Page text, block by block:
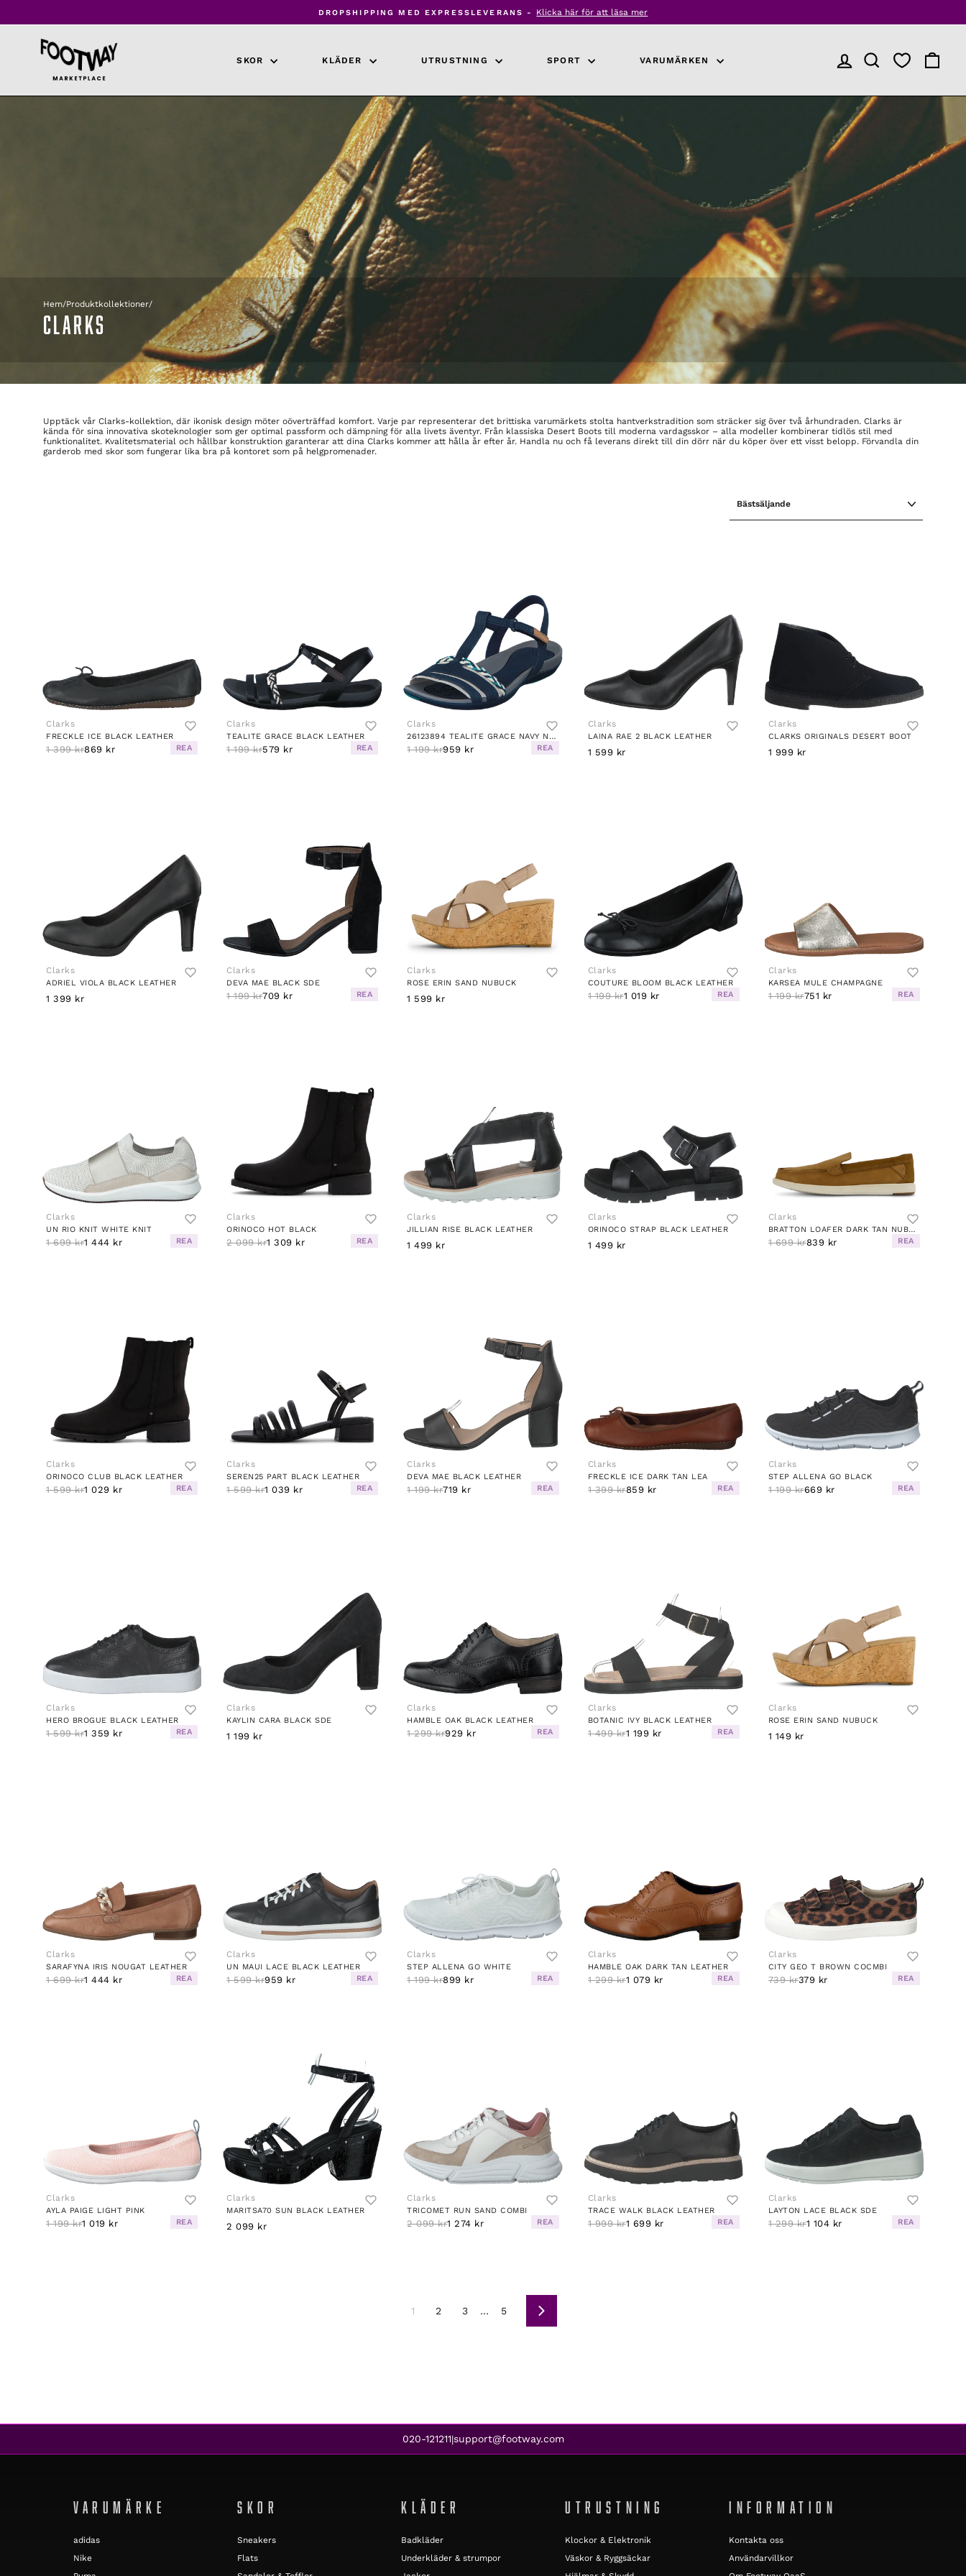
innehåll
Pausa
DROPSHIPPING MED EXPRESSLEVERANS - Klicka här för att läsa mer
SKOR KLÄDER UTRUSTNING SPORT VARUMÄRKEN LOGGA INPRODUKTSÖKNING
Hem/Produktkollektioner/
CLARKS
Upptäck vår Clarks-kollektion, där ikonisk design möter oöverträffad komfort. Varje par representerar det brittiska varumärkets stolta hantverkstradition som sträcker sig över två århundraden. Clarks är
kända för sina innovativa skoteknologier som ger optimal passform och dämpning för alla livets äventyr. Från klassiska Desert Boots till moderna vardagsskor – alla modeller kombinerar tidlös stil med
funktionalitet. Kvalitetsmaterial och hållbar konstruktion garanterar att dina Clarks kommer att hålla år efter år. Handla nu och få leverans direkt till din dörr när du köper över ett visst belopp. Förvandla din
garderob med skor som fungerar lika bra på kontoret som på helgpromenader.
Clarks
FRECKLE ICE BLACK LEATHER
1 399 kr869 kr REA
Clarks
TEALITE GRACE BLACK LEATHER
1 199 kr579 kr REA
Clarks
26123894 TEALITE GRACE NAVY NUBUCK
1 199 kr959 kr REA
Clarks
LAINA RAE 2 BLACK LEATHER
1 599 kr
Clarks
CLARKS ORIGINALS DESERT BOOT
1 999 kr
Clarks
ADRIEL VIOLA BLACK LEATHER
1 399 kr
Clarks
DEVA MAE BLACK SDE
1 199 kr709 kr REA
Clarks
ROSE ERIN SAND NUBUCK
1 599 kr
Clarks
COUTURE BLOOM BLACK LEATHER
1 199 kr1 019 kr REA
Clarks
KARSEA MULE CHAMPAGNE
1 199 kr751 kr REA
Clarks
UN RIO KNIT WHITE KNIT
1 699 kr1 444 kr REA
Clarks
ORINOCO HOT BLACK
2 099 kr1 309 kr REA
Clarks
JILLIAN RISE BLACK LEATHER
1 499 kr
Clarks
ORINOCO STRAP BLACK LEATHER
1 499 kr
Clarks
BRATTON LOAFER DARK TAN NUBUCK
1 699 kr839 kr REA
Clarks
ORINOCO CLUB BLACK LEATHER
1 599 kr1 029 kr REA
Clarks
SEREN25 PART BLACK LEATHER
1 599 kr1 039 kr REA
Clarks
DEVA MAE BLACK LEATHER
1 199 kr719 kr REA
Clarks
FRECKLE ICE DARK TAN LEA
1 399 kr859 kr REA
Clarks
STEP ALLENA GO BLACK
1 199 kr669 kr REA
Clarks
HERO BROGUE BLACK LEATHER
1 599 kr1 359 kr REA
Clarks
KAYLIN CARA BLACK SDE
1 199 kr
Clarks
HAMBLE OAK BLACK LEATHER
1 299 kr929 kr REA
Clarks
BOTANIC IVY BLACK LEATHER
1 499 kr1 199 kr REA
Clarks
ROSE ERIN SAND NUBUCK
1 149 kr
Clarks
SARAFYNA IRIS NOUGAT LEATHER
1 699 kr1 444 kr REA
Clarks
UN MAUI LACE BLACK LEATHER
1 599 kr959 kr REA
Clarks
STEP ALLENA GO WHITE
1 199 kr899 kr REA
Clarks
HAMBLE OAK DARK TAN LEATHER
1 299 kr1 079 kr REA
Clarks
CITY GEO T BROWN COCMBI
739 kr379 kr REA
Clarks
AYLA PAIGE LIGHT PINK
1 199 kr1 019 kr REA
Clarks
MARITSA70 SUN BLACK LEATHER
2 099 kr
Clarks
TRICOMET RUN SAND COMBI
2 099 kr1 274 kr REA
Clarks
TRACE WALK BLACK LEATHER
1 999 kr1 699 kr REA
Clarks
LAYTON LACE BLACK SDE
1 299 kr1 104 kr REA
1 2 3 … 5 Nästa
020-121211|support@footway.com
VARUMÄRKE
adidas
Nike
SKOR
Sneakers
Flats
KLÄDER
Badkläder
Underkläder & strumpor
UTRUSTNING
Klockor & Elektronik
Väskor & Ryggsäckar
INFORMATION
Kontakta oss
Användarvillkor